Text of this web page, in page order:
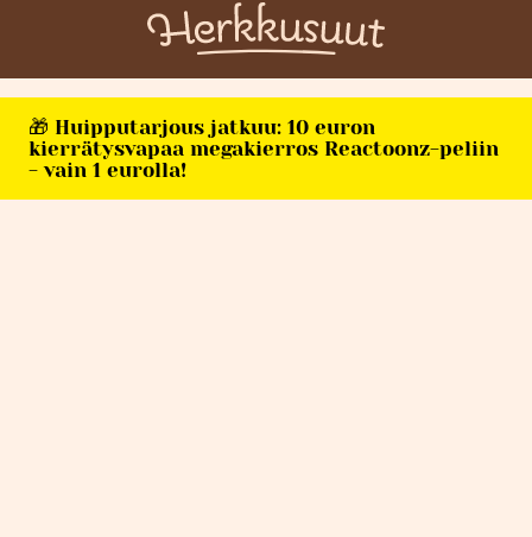
🎁 Huipputarjous jatkuu: 10 euron
kierrätysvapaa megakierros Reactoonz-peliin
- vain 1 eurolla!